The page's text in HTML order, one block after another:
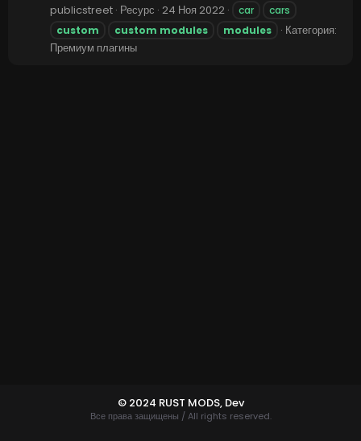
publicstreet Ресурс 24 Ноя 2022 car
cars
custom
custom modules modules
Категория:
Премиум плагины
© 2024 RUST MODS, Dev
Все права защищены / All rights reserved.